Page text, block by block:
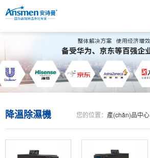
您的位置： 產(chǎn)品中心
降溫除濕機